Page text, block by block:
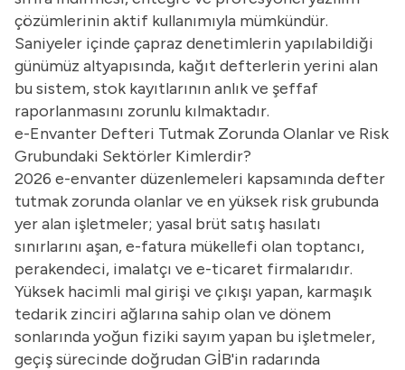
çözümlerinin aktif kullanımıyla mümkündür.
Saniyeler içinde çapraz denetimlerin yapılabildiği
günümüz altyapısında, kağıt defterlerin yerini alan
bu sistem, stok kayıtlarının anlık ve şeffaf
raporlanmasını zorunlu kılmaktadır.
e-Envanter Defteri Tutmak Zorunda Olanlar ve Risk
Grubundaki Sektörler Kimlerdir?
2026 e-envanter düzenlemeleri kapsamında defter
tutmak zorunda olanlar ve en yüksek risk grubunda
yer alan işletmeler; yasal brüt satış hasılatı
sınırlarını aşan, e-fatura mükellefi olan toptancı,
perakendeci, imalatçı ve e-ticaret firmalarıdır.
Yüksek hacimli mal girişi ve çıkışı yapan, karmaşık
tedarik zinciri ağlarına sahip olan ve dönem
sonlarında yoğun fiziki sayım yapan bu işletmeler,
geçiş sürecinde doğrudan GİB'in radarında